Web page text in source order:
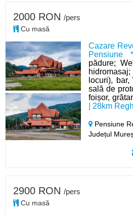
Cazare
pădure;
locuri),
sală de
foișor,
| 28km
Pensiune
Județul
2000 RON /pers
Cu masă
2900 RON /pers
Cu masă